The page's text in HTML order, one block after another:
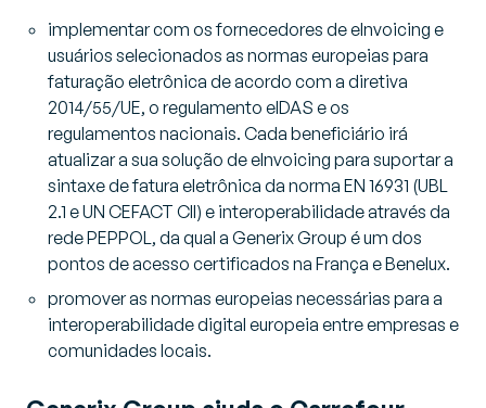
implementar com os fornecedores de eInvoicing e
usuários selecionados as normas europeias para
faturação eletrônica de acordo com a diretiva
2014/55/UE, o regulamento eIDAS e os
regulamentos nacionais. Cada beneficiário irá
atualizar a sua solução de eInvoicing para suportar a
sintaxe de fatura eletrônica da norma EN 16931 (UBL
2.1 e UN CEFACT CII) e interoperabilidade através da
rede PEPPOL, da qual a Generix Group é um dos
pontos de acesso certificados na França e Benelux.
promover as normas europeias necessárias para a
interoperabilidade digital europeia entre empresas e
comunidades locais.